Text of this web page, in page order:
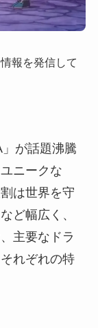
報を発信して
が話題沸騰
ニークな
は世界を守
ど幅広く、
主要なドラ
れぞれの特